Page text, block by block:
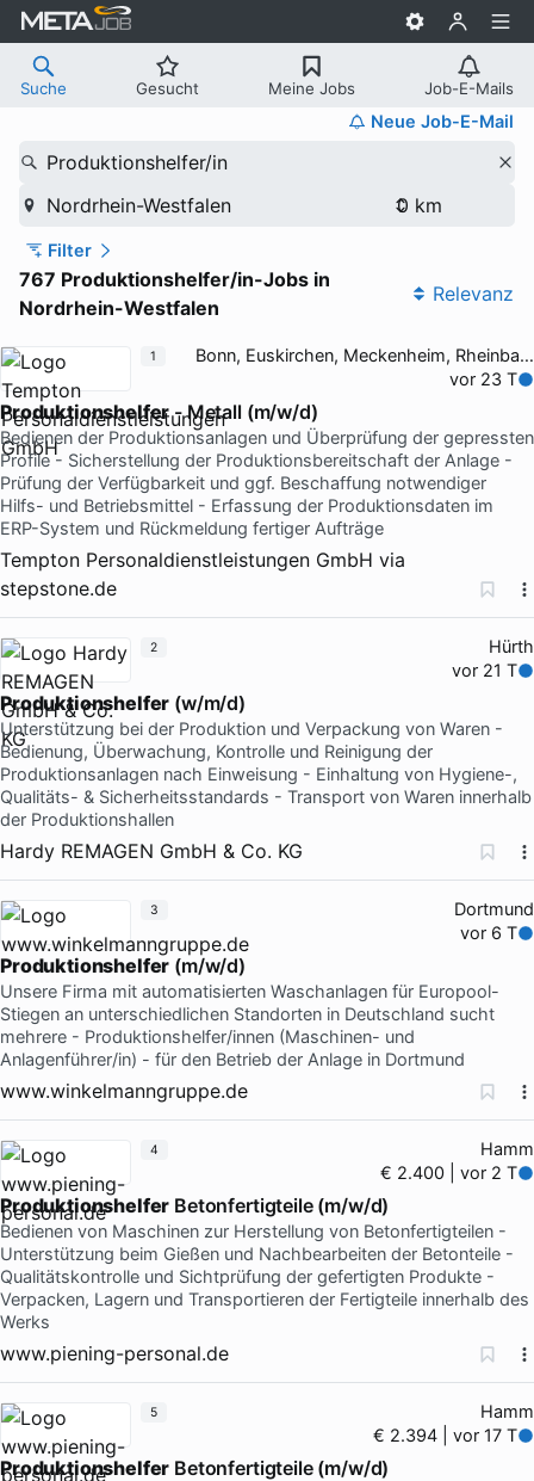
Suche Gesucht Meine Jobs Job-E-Mails
Neue Job-E-Mail
Produktionshelfer/in
Nordrhein-Westfalen
Filter
767 Produktionshelfer/in-Jobs in
Nordrhein-Westfalen
Relevanz
Bonn, Euskirchen, Meckenheim, Rheinbach
vor 23 T
Produktionshelfer- Metall (m/w/d)
Bedienen der Produktionsanlagen und Überprüfung der gepressten
Profile - Sicherstellung der Produktionsbereitschaft der Anlage -
Prüfung der Verfügbarkeit und ggf. Beschaffung notwendiger
Hilfs- und Betriebsmittel - Erfassung der Produktionsdaten im
ERP-System und Rückmeldung fertiger Aufträge
Tempton Personaldienstleistungen GmbH via
stepstone.de
1
Hürth
vor 21 T
Produktionshelfer (w/m/d)
Unterstützung bei der Produktion und Verpackung von Waren -
Bedienung, Überwachung, Kontrolle und Reinigung der
Produktionsanlagen nach Einweisung - Einhaltung von Hygiene-,
Qualitäts- & Sicherheitsstandards - Transport von Waren innerhalb
der Produktionshallen
Hardy REMAGEN GmbH & Co. KG
2
Dortmund
vor 6 T
Produktionshelfer (m/w/d)
Unsere Firma mit automatisierten Waschanlagen für Europool-
Stiegen an unterschiedlichen Standorten in Deutschland sucht
mehrere - Produktionshelfer/innen (Maschinen- und
Anlagenführer/in) - für den Betrieb der Anlage in Dortmund
www.winkelmanngruppe.de
3
Hamm
€ 2.400 | vor 2 T
Produktionshelfer Betonfertigteile (m/w/d)
Bedienen von Maschinen zur Herstellung von Betonfertigteilen -
Unterstützung beim Gießen und Nachbearbeiten der Betonteile -
Qualitätskontrolle und Sichtprüfung der gefertigten Produkte -
Verpacken, Lagern und Transportieren der Fertigteile innerhalb des
Werks
www.piening-personal.de
4
Hamm
€ 2.394 | vor 17 T
Produktionshelfer Betonfertigteile (m/w/d)
5